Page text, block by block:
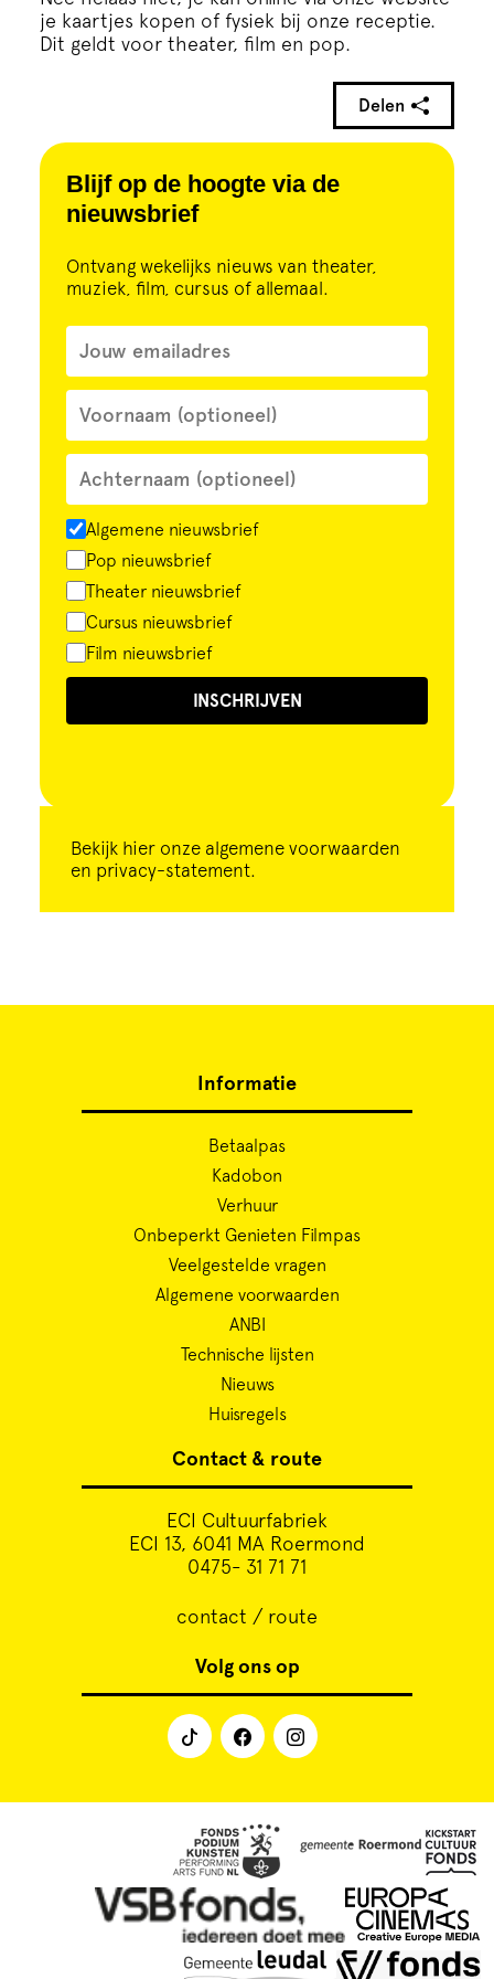
ECI Cultuurcafé
Over ons
Contact
Steun ons
Blijf op de hoogte via de
nieuwsbrief
Ontvang wekelijks nieuws van theater,
muziek, film, cursus of allemaal.
Algemene nieuwsbrief
Pop nieuwsbrief
Theater nieuwsbrief
Cursus nieuwsbrief
Film nieuwsbrief
INSCHRIJVEN
Bekijk hier onze algemene voorwaarden
en privacy-statement.
je kaartjes kopen of fysiek bij onze receptie.
Dit geldt voor theater, film en pop.
Delen
Informatie
Betaalpas
Kadobon
Verhuur
Onbeperkt Genieten Filmpas
Veelgestelde vragen
Algemene voorwaarden
ANBI
Technische lijsten
Nieuws
Huisregels
Contact & route
ECI Cultuurfabriek
ECI 13, 6041 MA Roermond
0475- 31 71 71
contact / route
Volg ons op